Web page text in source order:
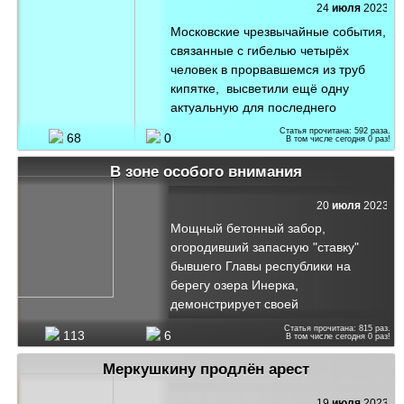
24 июля2023
Московские чрезвычайные события,
связанные с гибелью четырёх
человек в прорвавшемся из труб
кипятке, высветили ещё одну
актуальную для последнего
времени тему. Речь идёт об
элитном магазине "Глобус Гурмэ", в
котором цена продуктов в разы
превышала цены в обычных
супермаркетах. Потребителями
этой супер-лавки были, как
утверждают различные СМИ люди,
которые не привыкли считать
деньги, при этом ориентируя свой
вкус только на всё самое лучшее.
68 0
Статья прочитана: 592раза.
В том числе сегодня 0раз!
В зоне особого внимания
20 июля2023
Мощный бетонный забор,
огородивший запасную "ставку"
бывшего Главы республики на
берегу озера Инерка,
демонстрирует своей
неприступной монументальностью
символ непоколебимости
присутствия СЕМЬИ во всех
областях жизни Мордовской
автономии. "Поиграть в царя" - это
113 6
Статья прочитана: 815раз.
В том числе сегодня 0раз!
Меркушкину продлён арест